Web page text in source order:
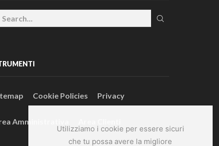
Utilizziamo i cookie per essere sicuri
che tu possa avere la migliore
Cookie Policies Privacy
Amministrativa